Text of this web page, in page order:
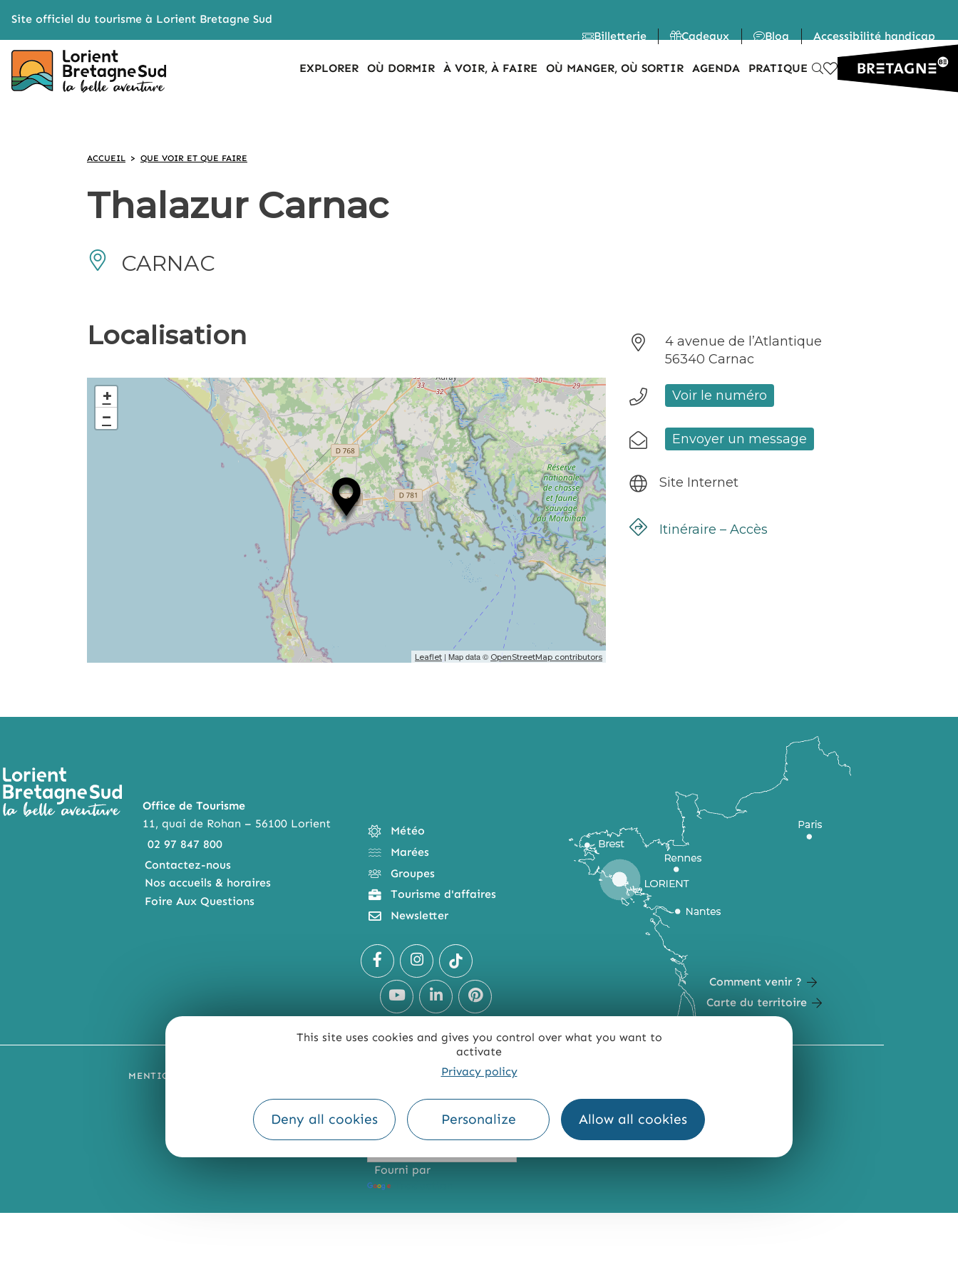
This site uses cookies and gives you control over what you want to
activate
Privacy policy
Deny all cookies Personalize Allow all cookies
Site officiel du tourisme à Lorient Bretagne Sud
Billetterie
Cadeaux Blog Accessibilité handicap
EXPLORER OÙ DORMIR À VOIR, À FAIRE OÙ MANGER, OÙ SORTIR AGENDA PRATIQUE
ACCUEIL > QUE VOIR ET QUE FAIRE
Thalazur Carnac
CARNAC
Localisation
+
−
Leaflet | Map data © OpenStreetMap contributors
4 avenue de l’Atlantique
56340 Carnac
Voir le numéro
Envoyer un message
Site Internet
Itinéraire – Accès
Office de Tourisme
11, quai de Rohan – 56100 Lorient
02 97 847 800
Contactez-nous
Nos accueils & horaires
Foire Aux Questions
Météo
Marées
Groupes
Tourisme d'affaires
Newsletter
Comment venir ?
Carte du territoire
MENTIONS LÉGALES ACCESSIBILITÉ : NON CONFORME
Fourni par